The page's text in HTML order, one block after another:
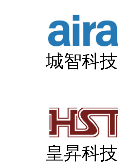
城智科技
皇昇科技